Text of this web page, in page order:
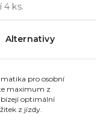
4 ks.
Alternativy
pro osobní
maximum z
optimální
z jízdy.